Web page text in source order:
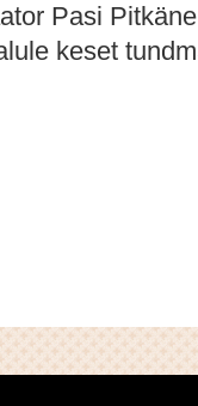
Pasi
keset